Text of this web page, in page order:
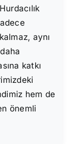
aynı
katkı
hem de
önemli